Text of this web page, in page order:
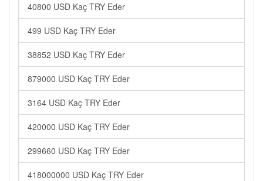
40800 USD Kaç TRY Eder
499 USD Kaç TRY Eder
38852 USD Kaç TRY Eder
879000 USD Kaç TRY Eder
3164 USD Kaç TRY Eder
420000 USD Kaç TRY Eder
299660 USD Kaç TRY Eder
418000000 USD Kaç TRY Eder